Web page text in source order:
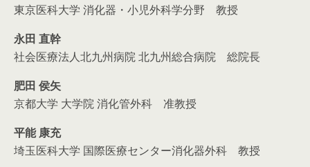
東京医科大学 消化器・小児外科学分野 教授
永田 直幹
社会医療法人北九州病院 北九州総合病院 総院長
肥田 侯矢
京都大学 大学院 消化管外科 准教授
平能 康充
埼玉医科大学 国際医療センター消化器外科 教授